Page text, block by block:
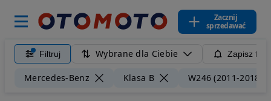
Zacznij
sprzedawać
Filtruj Wybrane dla Ciebie Zapisz
Mercedes-Benz Klasa B W246 (2011-2018)